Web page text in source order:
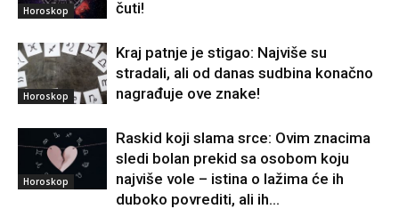
Horoskop
čuti!
Horoskop
Kraj patnje je stigao: Najviše su
stradali, ali od danas sudbina konačno
nagrađuje ove znake!
Horoskop
Raskid koji slama srce: Ovim znacima
sledi bolan prekid sa osobom koju
najviše vole – istina o lažima će ih
duboko povrediti, ali ih...